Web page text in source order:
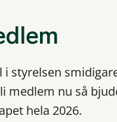
i styrelsen
medlem nu så
hela 2026.